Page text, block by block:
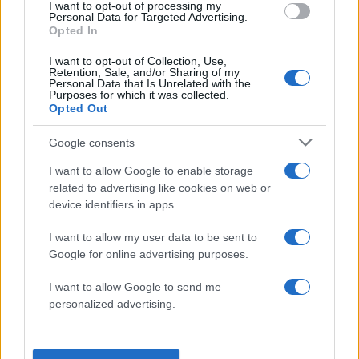
I want to opt-out of processing my
Personal Data for Targeted Advertising.
Opted In
I want to opt-out of Collection, Use,
Retention, Sale, and/or Sharing of my
Personal Data that Is Unrelated with the
Purposes for which it was collected.
Opted Out
Google consents
I want to allow Google to enable storage
related to advertising like cookies on web or
device identifiers in apps.
I want to allow my user data to be sent to
Google for online advertising purposes.
I want to allow Google to send me
personalized advertising.
ανωτέρω έρευνα να εντοπίσω”.
Η νομική άποψη
Ο νομικός εκπρόσωπος του επιχειρηματία κ.
Τέλλος Αγαπηνός, επισημαίνει στο newsit.gr πως
: “Σε απάντηση των ερωτήσεων του μέσου σας
και εκπροσωπώντας τον εντολεα μου,
διακεκριμένου επιχειρηματία, ο οποίος ανέπτυξε
πασίγνωστο δίκτυο
καταστημάτωνκατα την διάρκεια του γάμου
τους, ενώ εξεδιώχθη προσφάτως απο την
εταιρία που ανέπτυξαν μαζί εν μια νυκτί όπως και
απο την συζυγική τους εστία όπου ζούσαν με τα
μου ουδεμία σχέση έχει με την άκρατη